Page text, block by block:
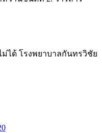
ได้ โรงพยาบาลกันทรวิชัย